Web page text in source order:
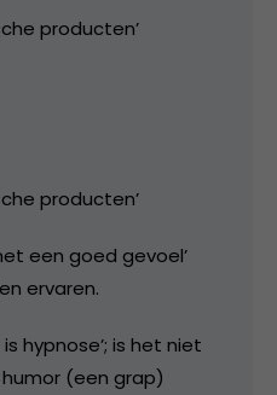
producten’
producten’
een goed gevoel’
ervaren.
hypnose’; is het niet
(een grap)